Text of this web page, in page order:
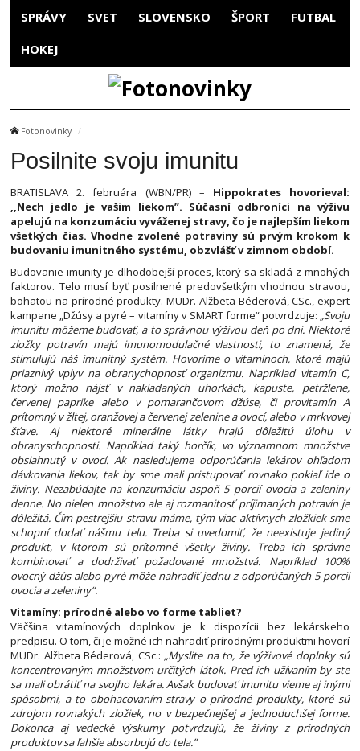
SPRÁVY SVET SLOVENSKO ŠPORT FUTBAL
HOKEJ
Fotonovinky
Posilnite svoju imunitu
BRATISLAVA 2. februára (WBN/PR) – Hippokrates hovorieval:
,,Nech jedlo je vašim liekom”. Súčasní odbroníci na výživu
apelujú na konzumáciu vyváženej stravy, čo je najlepším liekom
všetkých čias. Vhodne zvolené potraviny sú prvým krokom k
budovaniu imunitného systému, obzvlášť v zimnom období.
Budovanie imunity je dlhodobejší proces, ktorý sa skladá z mnohých
faktorov. Telo musí byť posilnené predovšetkým vhodnou stravou,
bohatou na prírodné produkty. MUDr. Alžbeta Béderová, CSc., expert
kampane „Džúsy a pyré – vitamíny v SMART forme“ potvrdzuje: „Svoju
imunitu môžeme budovať, a to správnou výživou deň po dni. Niektoré
zložky potravín majú imunomodulačné vlastnosti, to znamená, že
stimulujú náš imunitný systém. Hovoríme o vitamínoch, ktoré majú
priaznivý vplyv na obranychopnosť organizmu. Napríklad vitamín C,
ktorý možno nájsť v nakladaných uhorkách, kapuste, petržlene,
červenej paprike alebo v pomarančovom džúse, či provitamín A
prítomný v žltej, oranžovej a červenej zelenine a ovocí, alebo v mrkvovej
šťave. Aj niektoré minerálne látky hrajú dôležitú úlohu v
obranyschopnosti. Napríklad taký horčík, vo významnom množstve
obsiahnutý v ovocí. Ak nasledujeme odporúčania lekárov ohľadom
dávkovania liekov, tak by sme mali pristupovať rovnako pokiaľ ide o
živiny. Nezabúdajte na konzumáciu aspoň 5 porcií ovocia a zeleniny
denne. No nielen množstvo ale aj rozmanitosť príjimaných potravín je
dôležitá. Čím pestrejšiu stravu máme, tým viac aktívnych zložkiek sme
schopní dodať nášmu telu. Treba si uvedomiť, že neexistuje jediný
produkt, v ktorom sú prítomné všetky živiny. Treba ich správne
kombinovať a dodrživať požadované množstvá. Napríklad 100%
ovocný džús alebo pyré môže nahradiť jednu z odporúčaných 5 porcií
ovocia a zeleniny“.
Vitamíny: prírodné alebo vo forme tabliet?
Väčšina vitamínových doplnkov je k dispozícii bez lekárskeho
predpisu. O tom, či je možné ich nahradiť prírodnými produktmi hovorí
MUDr. Alžbeta Béderová, CSc.: „Myslite na to, že výživové doplnky sú
koncentrovaným množstvom určitých látok. Pred ich užívaním by ste
sa mali obrátiť na svojho lekára. Avšak budovať imunitu vieme aj inými
spôsobmi, a to obohacovaním stravy o prírodné produkty, ktoré sú
zdrojom rovnakých zložiek, no v bezpečnejšej a jednoduchšej forme.
Dokonca aj vedecké výskumy potvrdzujú, že živiny z prírodných
produktov sa ľahšie absorbujú do tela.”